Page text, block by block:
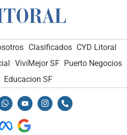
Clasificados CYD Litoral
VivíMejor SF Puerto Negocios
Educacion SF